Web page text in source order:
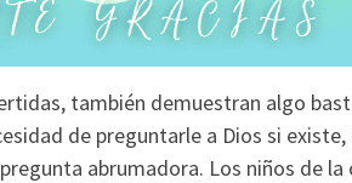
también demuestran algo
de preguntarle a Dios si existe,
abrumadora. Los niños de la